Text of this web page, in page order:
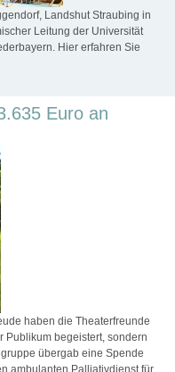
Landshut Straubing in
Leitung der Universität
Hier erfahren Sie
Euro an
haben die Theaterfreunde
Publikum begeistert, sondern
übergab eine Spende
ambulanten Palliativdienst für